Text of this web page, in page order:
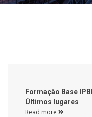
Formação Base
Últimos lugares
Read more